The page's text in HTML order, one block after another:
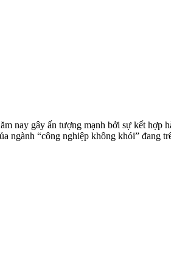
nay gây ấn tượng mạnh bởi sự kết hợp
ngành “công nghiệp không khói” đang